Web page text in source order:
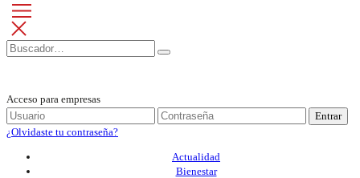
Acceso para empresas
Entrar
¿Olvidaste tu contraseña?
Actualidad
Bienestar